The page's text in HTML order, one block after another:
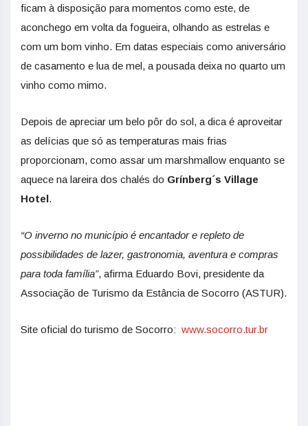
ficam à disposição para momentos como este, de
aconchego em volta da fogueira, olhando as estrelas e
com um bom vinho. Em datas especiais como aniversário
de casamento e lua de mel, a pousada deixa no quarto um
vinho como mimo.
Depois de apreciar um belo pôr do sol, a dica é aproveitar
as delícias que só as temperaturas mais frias
proporcionam, como assar um marshmallow enquanto se
aquece na lareira dos chalés do Grínberg´s Village
Hotel.
“O inverno no município é encantador e repleto de
possibilidades de lazer, gastronomia, aventura e compras
para toda família”, afirma Eduardo Bovi, presidente da
Associação de Turismo da Estância de Socorro (ASTUR).
Site oficial do turismo de Socorro: www.socorro.tur.br